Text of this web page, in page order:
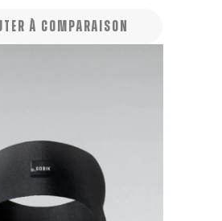
À COMPARAISON